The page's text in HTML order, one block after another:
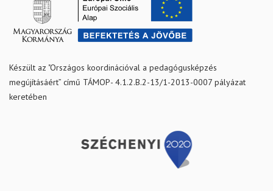
Készült az "Országos koordinációval a pedagógusképzés
megújításáért” című TÁMOP- 4.1.2.B.2-13/1-2013-0007 pályázat
keretében